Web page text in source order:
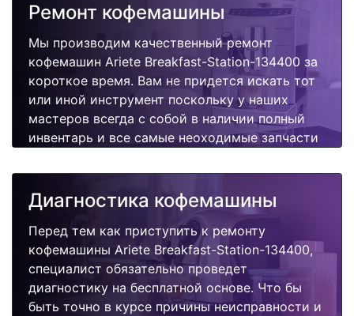
Ремонт кофемашины
Мы производим качественный ремонт
кофемашин Ariete Breakfast-Station-134400 за
короткое время. Вам не придется искать тот
или иной инструмент поскольку у наших
мастеров всегда с собой в наличии полный
инвентарь и все самые неоходимые запчасти
быстро, качественно и недорого.
Диагностика кофемашины
Перед тем как приступить к ремонту
кофемашины Ariete Breakfast-Station-134400,
специалист обязательно проведет
диагностику на бесплатной основе. Что бы
быть точно в курсе причины неисправности и